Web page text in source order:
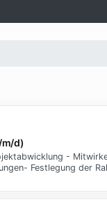
d)
-
Festlegung der